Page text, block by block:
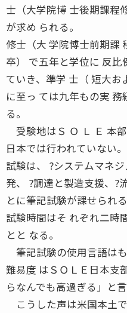
士（大学院博 士後期課程
が求め られる。
修士（大 学院博士前期課
卒） で五年と学位に 反比
ていき、準学 士（ 短大
に至っ ては九年もの実
る。
受験地はＳ Ｏ Ｌ Ｅ 本部
日本では行われていない。
試験は、 ?システムマネ
発、 ?調達と製造支援、
とに筆記試験が課せられる
試験時間はそ れぞれ二時
とと なる。
筆記試験の使用言語はも
難易度 はＳＯＬＥ日本支
らなんでも高過ぎる」と
こうした声は米国本土